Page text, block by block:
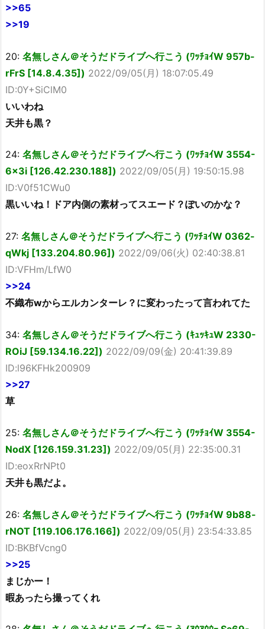
>>65
>>19
20: 名無しさん＠そうだドライブへ行こう (ﾜｯﾁｮｲW 957b-
rFrS [14.8.4.35]) 2022/09/05(月) 18:07:05.49
ID:0Y+SiClM0
いいわね
天井も黒？
24: 名無しさん＠そうだドライブへ行こう (ﾜｯﾁｮｲW 3554-
6x3i [126.42.230.188]) 2022/09/05(月) 19:50:15.98
ID:V0f51CWu0
黒いいね！ドア内側の素材ってスエード？ぽいのかな？
27: 名無しさん＠そうだドライブへ行こう (ﾜｯﾁｮｲW 0362-
qWkj [133.204.80.96]) 2022/09/06(火) 02:40:38.81
ID:VFHm/LfW0
>>24
不織布wからエルカンターレ？に変わったって言われてた
34: 名無しさん＠そうだドライブへ行こう (ｷｭｯｷｭW 2330-
ROiJ [59.134.16.22]) 2022/09/09(金) 20:41:39.89
ID:l96KFHk200909
>>27
草
25: 名無しさん＠そうだドライブへ行こう (ﾜｯﾁｮｲW 3554-
NodX [126.159.31.23]) 2022/09/05(月) 22:35:00.31
ID:eoxRrNPt0
天井も黒だよ。
26: 名無しさん＠そうだドライブへ行こう (ﾜｯﾁｮｲW 9b88-
rNOT [119.106.176.166]) 2022/09/05(月) 23:54:33.85
ID:BKBfVcng0
>>25
まじかー！
暇あったら撮ってくれ